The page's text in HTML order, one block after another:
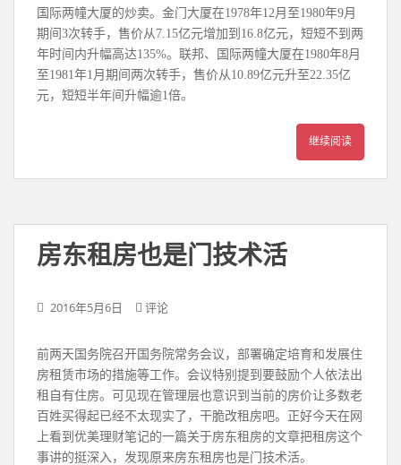
国际两幢大厦的炒卖。金门大厦在1978年12月至1980年9月
期间3次转手，售价从7.15亿元增加到16.8亿元，短短不到两
年时间内升幅高达135%。联邦、国际两幢大厦在1980年8月
至1981年1月期间两次转手，售价从10.89亿元升至22.35亿
元，短短半年间升幅逾1倍。
继续阅读
房东租房也是门技术活
2016年5月6日 评论
前两天国务院召开国务院常务会议，部署确定培育和发展住
房租赁市场的措施等工作。会议特别提到要鼓励个人依法出
租自有住房。可见现在管理层也意识到当前的房价让多数老
百姓买得起已经不太现实了，干脆改租房吧。正好今天在网
上看到优美理财笔记的一篇关于房东租房的文章把租房这个
事讲的挺深入，发现原来房东租房也是门技术活。